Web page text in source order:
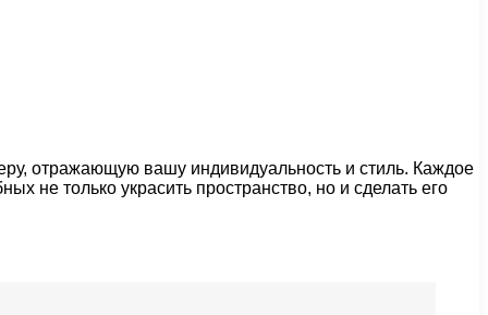
отражающую вашу индивидуальность и стиль. Каждое
не только украсить пространство, но и сделать его